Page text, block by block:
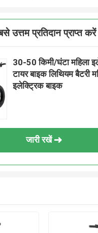
उत्तम प्रतिदान प्राप्त करें
30-50 किमी/घंटा महिला
टायर बाइक लिथियम बैटरी
इलेक्ट्रिक बाइक
जारी रखें